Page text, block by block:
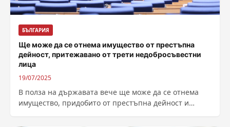
БЪЛГАРИЯ
Ще може да се отнема имущество от престъпна
дейност, притежавано от трети недобросъвестни
лица
19/07/2025
В полза на държавата вече ще може да се отнема
имущество, придобито от престъпна дейност и